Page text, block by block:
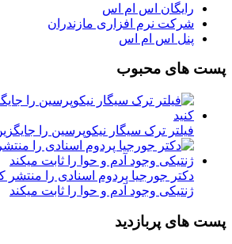
رایگان اس ام اس
شرکت نرم افزاری مازندران
پنل اس ام اس
پست های محبوب
فیلتر ترک سیگار نیکوپرسین را
دکتر جورجیا پردوم اسنادی را منتشر
ژنتیکی وجود آدم و حوا را ثابت میکند
پست های پربازدید